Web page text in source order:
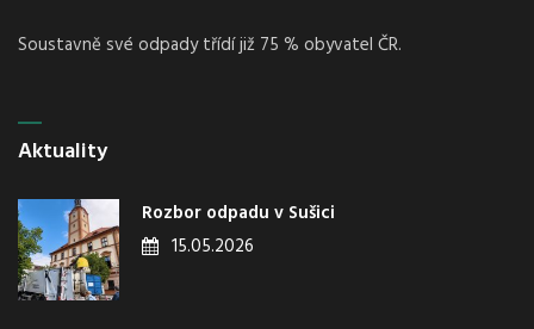
Soustavně své odpady třídí již 75 % obyvatel ČR.
Aktuality
Rozbor odpadu v Sušici
15.05.2026